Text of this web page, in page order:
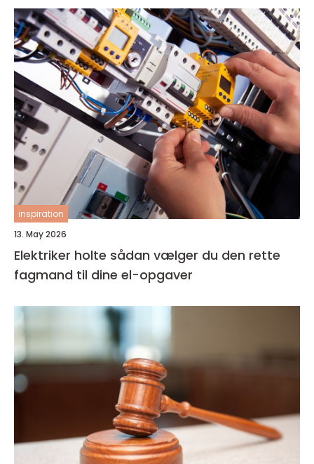
inspiration
13. May 2026
Elektriker holte sådan vælger du den rette
fagmand til dine el-opgaver